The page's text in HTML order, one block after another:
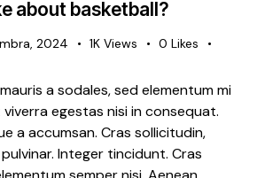
about basketball?
2024 1K Views 0 Likes
a sodales, sed elementum mi
egestas nisi in consequat.
a accumsan. Cras sollicitudin,
Integer tincidunt. Cras